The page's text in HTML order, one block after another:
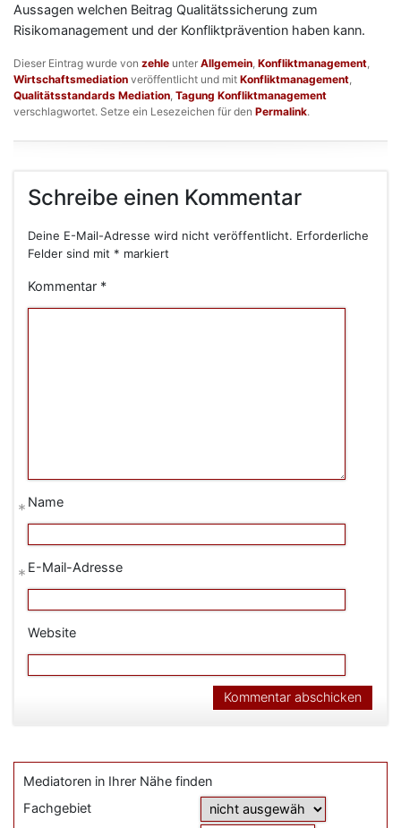
Aussagen welchen Beitrag Qualitätssicherung zum
Risikomanagement und der Konfliktprävention haben kann.
Dieser Eintrag wurde von zehle unter Allgemein Konfliktmanagement
Wirtschaftsmediation veröffentlicht und mit Konfliktmanagement
Qualitätsstandards Mediation Tagung Konfliktmanagement
verschlagwortet. Setze ein Lesezeichen für den Permalink.
Schreibe einen Kommentar
Deine E-Mail-Adresse wird nicht veröffentlicht. Erforderliche
Felder sind mit * markiert
Kommentar *
Name
*
E-Mail-Adresse
*
Website
Mediatoren in Ihrer Nähe finden
Fachgebiet